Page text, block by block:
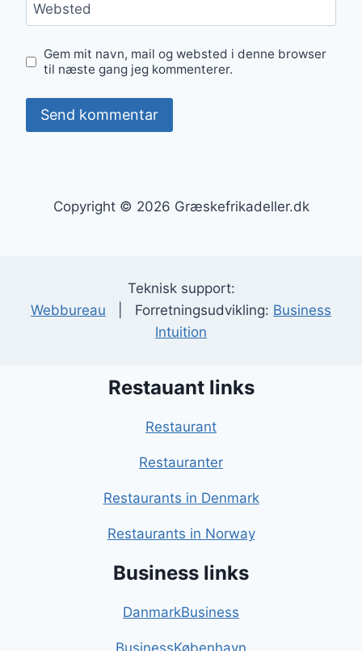
Websted
Gem mit navn, mail og websted i denne browser
til næste gang jeg kommenterer.
Copyright © 2026 Græskefrikadeller.dk
Teknisk support:
Webbureau | Forretningsudvikling: Business
Intuition
Restauant links
Restaurant
Restauranter
Restaurants in Denmark
Restaurants in Norway
Business links
DanmarkBusiness